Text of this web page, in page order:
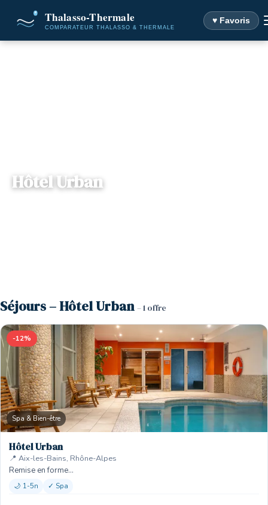
♥ Favoris
Hôtel Urban
Séjours – Hôtel Urban – 1 offre
-12%
Spa & Bien-être
Hôtel Urban
📍 Aix-les-Bains, Rhône-Alpes
Remise en forme…
🌙 1-5n ✓ Spa